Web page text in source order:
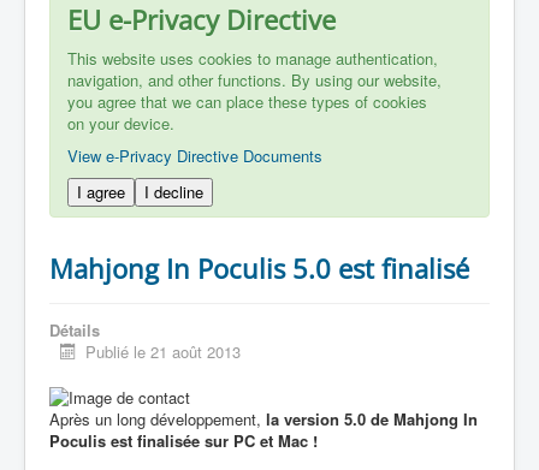
EU e-Privacy Directive
This website uses cookies to manage authentication,
navigation, and other functions. By using our website,
you agree that we can place these types of cookies
on your device.
View e-Privacy Directive Documents
I agree
I decline
Mahjong In Poculis 5.0 est finalisé
Détails
Publié le 21 août 2013
Après un long développement, la version 5.0 de Mahjong In
Poculis est finalisée sur PC et Mac !